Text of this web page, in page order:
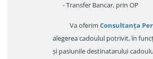
- Transfer Bancar, prin OP
Va oferim Consultanța
alegerea cadoulul potrivit, în
și pasiunile destinatarului